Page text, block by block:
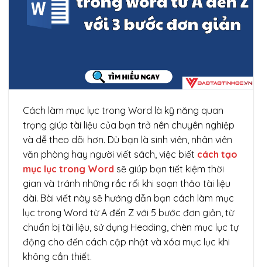
Cách làm mục lục trong Word là kỹ năng quan
trọng giúp tài liệu của bạn trở nên chuyên nghiệp
và dễ theo dõi hơn. Dù bạn là sinh viên, nhân viên
văn phòng hay người viết sách, việc biết cách tạo
mục lục trong Word sẽ giúp bạn tiết kiệm thời
gian và tránh những rắc rối khi soạn thảo tài liệu
dài. Bài viết này sẽ hướng dẫn bạn cách làm mục
lục trong Word từ A đến Z với 5 bước đơn giản, từ
chuẩn bị tài liệu, sử dụng Heading, chèn mục lục tự
động cho đến cách cập nhật và xóa mục lục khi
không cần thiết.